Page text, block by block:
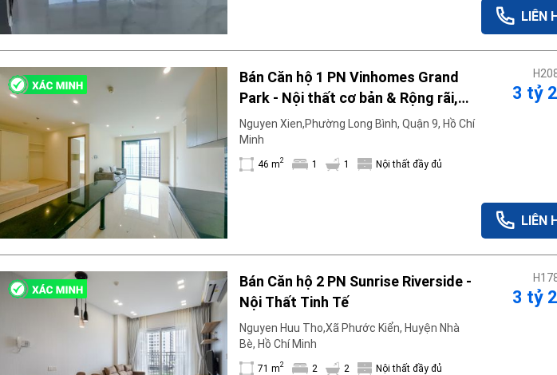
Ống hút khói điện
Máy lạnh
Lò vi sóng
Máy lọc nước
Wi-fi
Tivi
LIÊN
Bán Căn hộ 1 PN Vinhomes Grand
Park - Nội thất cơ bản & Rộng rãi,
giá ưu đãi tháng 12
Nguyen Xien,Phường Long Bình, Quận 9, Hồ Chí
Minh
46 m2 1 1 Nội thất đầy đủ
3 tỷ
LIÊN
Bán Căn hộ 2 PN Sunrise Riverside -
Nội Thất Tinh Tế
Nguyen Huu Tho,Xã Phước Kiển, Huyện Nhà
Bè, Hồ Chí Minh
71 m2 2 2 Nội thất đầy đủ
3 tỷ